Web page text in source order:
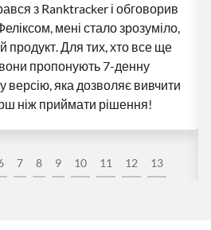
7 8 9 10 11 12 13
з Ranktracker і обговорив
мені стало зрозуміло,
продукт. Для тих, хто все ще
пропонують 7-денну
версію, яка дозволяє вивчити
ніж приймати рішення!